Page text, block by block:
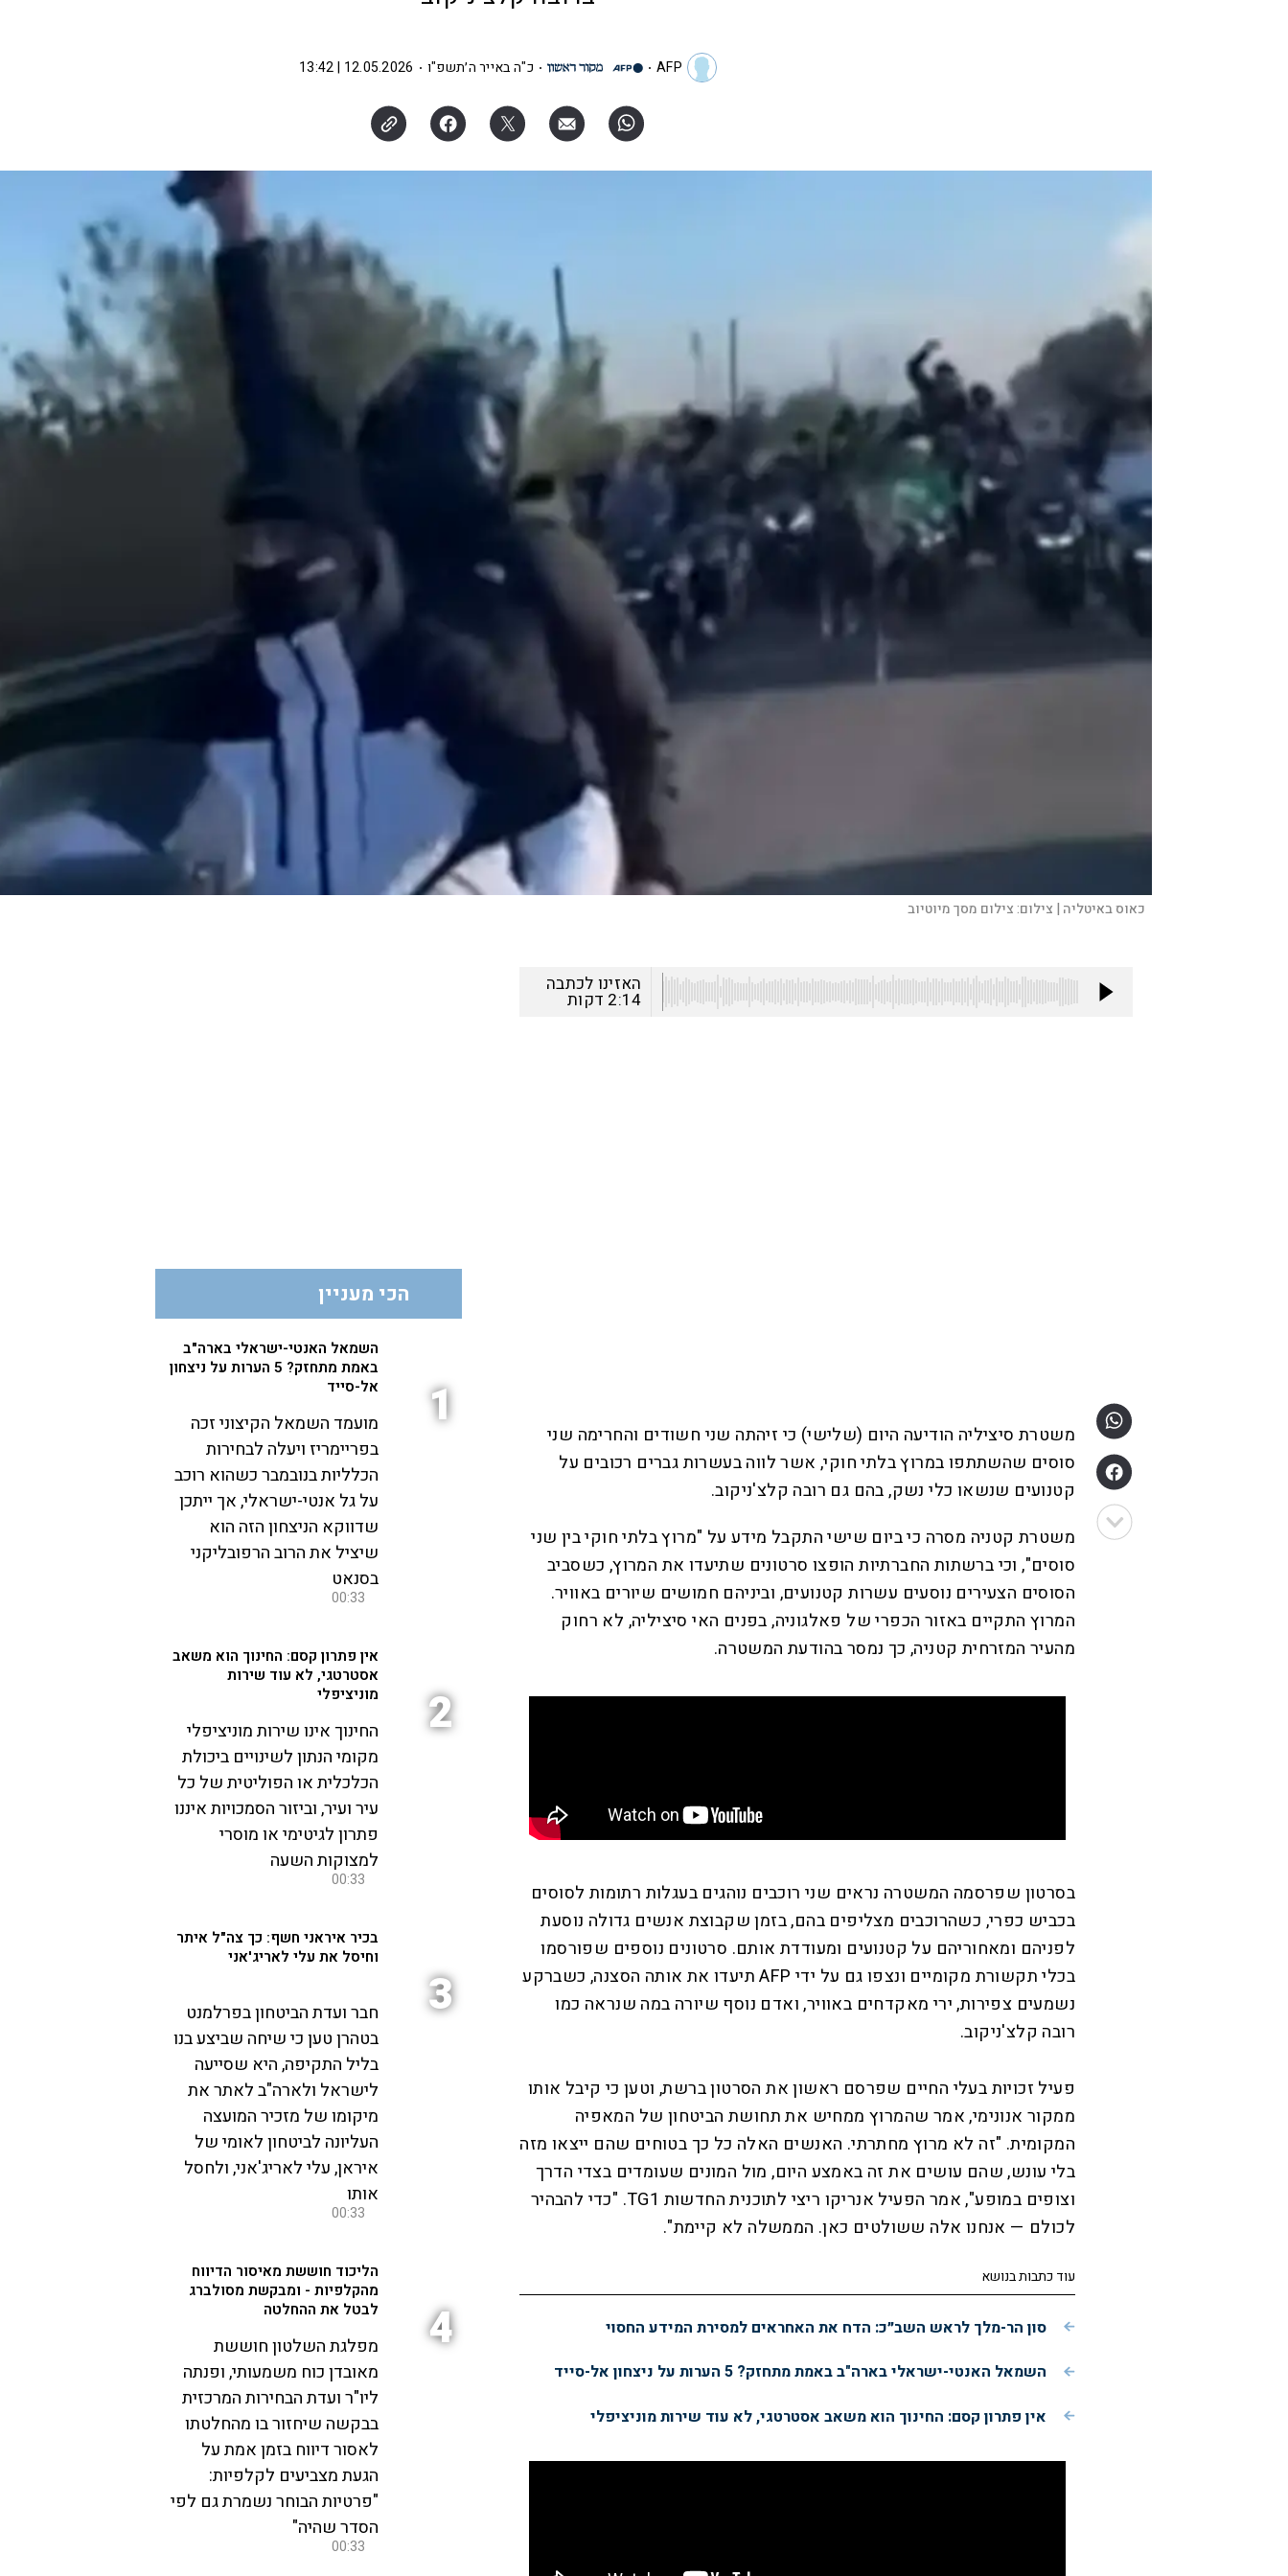
AFP כ"ה באייר ה׳תשפ"ו 12.05.2026 | 13:42
כאוס באיטליה | צילום:צילום מסך מיוטיוב
האזינו לכתבה
2:14 דקות
משטרת סיציליה הודיעה היום (שלישי) כי זיהתה שני חשודים והחרימה שני
סוסים שהשתתפו במרוץ בלתי חוקי, אשר לווה בעשרות גברים רכובים על
קטנועים שנשאו כלי נשק, בהם גם רובה קלצ'ניקוב.
משטרת קטניה מסרה כי ביום שישי התקבל מידע על "מרוץ בלתי חוקי בין שני
סוסים", וכי ברשתות החברתיות הופצו סרטונים שתיעדו את המרוץ, כשסביב
הסוסים הצעירים נוסעים עשרות קטנועים, וביניהם חמושים שיורים באוויר.
המרוץ התקיים באזור הכפרי של פאלגוניה, בפנים האי סיציליה, לא רחוק
מהעיר המזרחית קטניה, כך נמסר בהודעת המשטרה.
בסרטון שפרסמה המשטרה נראים שני רוכבים נוהגים בעגלות רתומות לסוסים
בכביש כפרי, כשהרוכבים מצליפים בהם, בזמן שקבוצת אנשים גדולה נוסעת
לפניהם ומאחוריהם על קטנועים ומעודדת אותם. סרטונים נוספים שפורסמו
בכלי תקשורת מקומיים ונצפו גם על ידי AFP תיעדו את אותה הסצנה, כשברקע
נשמעים צפירות, ירי מאקדחים באוויר, ואדם נוסף שיורה במה שנראה כמו
רובה קלצ'ניקוב.
פעיל זכויות בעלי החיים שפרסם ראשון את הסרטון ברשת, וטען כי קיבל אותו
ממקור אנונימי, אמר שהמרוץ ממחיש את תחושת הביטחון של המאפיה
המקומית. "זה לא מרוץ מחתרתי. האנשים האלה כל כך בטוחים שהם ייצאו מזה
בלי עונש, שהם עושים את זה באמצע היום, מול המונים שעומדים בצדי הדרך
וצופים במופע", אמר הפעיל אנריקו ריצי לתוכנית החדשות TG1. "כדי להבהיר
לכולם — אנחנו אלה ששולטים כאן. הממשלה לא קיימת".
עוד כתבות בנושא
סון הר-מלך לראש השב״כ: הדח את האחראים למסירת המידע החסוי
השמאל האנטי-ישראלי בארה"ב באמת מתחזק? 5 הערות על ניצחון אל-סייד
אין פתרון קסם: החינוך הוא משאב אסטרטגי, לא עוד שירות מוניציפלי
הכי מעניין
1
השמאל האנטי-ישראלי בארה"ב
באמת מתחזק? 5 הערות על ניצחון
אל-סייד
מועמד השמאל הקיצוני זכה
בפריימריז ויעלה לבחירות
הכלליות בנובמבר כשהוא רוכב
על גל אנטי-ישראלי, אך ייתכן
שדווקא הניצחון הזה הוא
שיציל את הרוב הרפובליקני
בסנאט
00:33
2
אין פתרון קסם: החינוך הוא משאב
אסטרטגי, לא עוד שירות
מוניציפלי
החינוך אינו שירות מוניציפלי
מקומי הנתון לשינויים ביכולת
הכלכלית או הפוליטית של כל
עיר ועיר, וביזור הסמכויות איננו
פתרון לגיטימי או מוסרי
למצוקות השעה
00:33
3
בכיר איראני חשף: כך צה"ל איתר
וחיסל את עלי לאריג'אני
חבר ועדת הביטחון בפרלמנט
בטהרן טען כי שיחה שביצע בנו
בליל התקיפה, היא שסייעה
לישראל ולארה"ב לאתר את
מיקומו של מזכיר המועצה
העליונה לביטחון לאומי של
איראן, עלי לאריג'אני, ולחסל
אותו
00:33
4
הליכוד חוששת מאיסור הדיווח
מהקלפיות - ומבקשת מסולברג
לבטל את ההחלטה
מפלגת השלטון חוששת
מאובדן כוח משמעותי, ופנתה
ליו"ר ועדת הבחירות המרכזית
בבקשה שיחזור בו מהחלטתו
לאסור דיווח בזמן אמת על
הגעת מצביעים לקלפיות:
"פרטיות הבוחר נשמרת גם לפי
הסדר שהיה"
00:33